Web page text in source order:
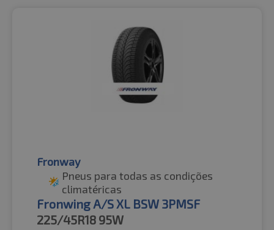
Fronway
Pneus para todas as condições
climatéricas
Fronwing A/S XL BSW 3PMSF
225/45R18 95W